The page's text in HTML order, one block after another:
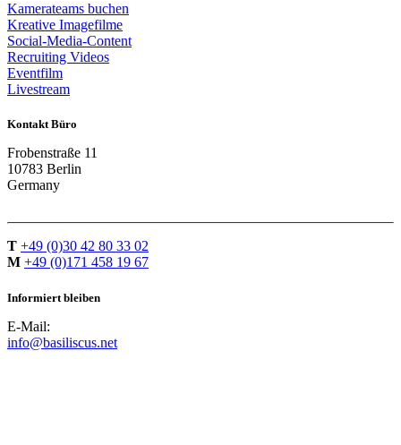
Kamerateams buchen
Kreative Imagefilme
Social-Media-Content
Recruiting Videos
Eventfilm
Livestream
Kontakt Büro
Frobenstraße 11
10783 Berlin
Germany
T +49 (0)30 42 80 33 02
M +49 (0)171 458 19 67
Informiert bleiben
E-Mail:
info@basiliscus.net